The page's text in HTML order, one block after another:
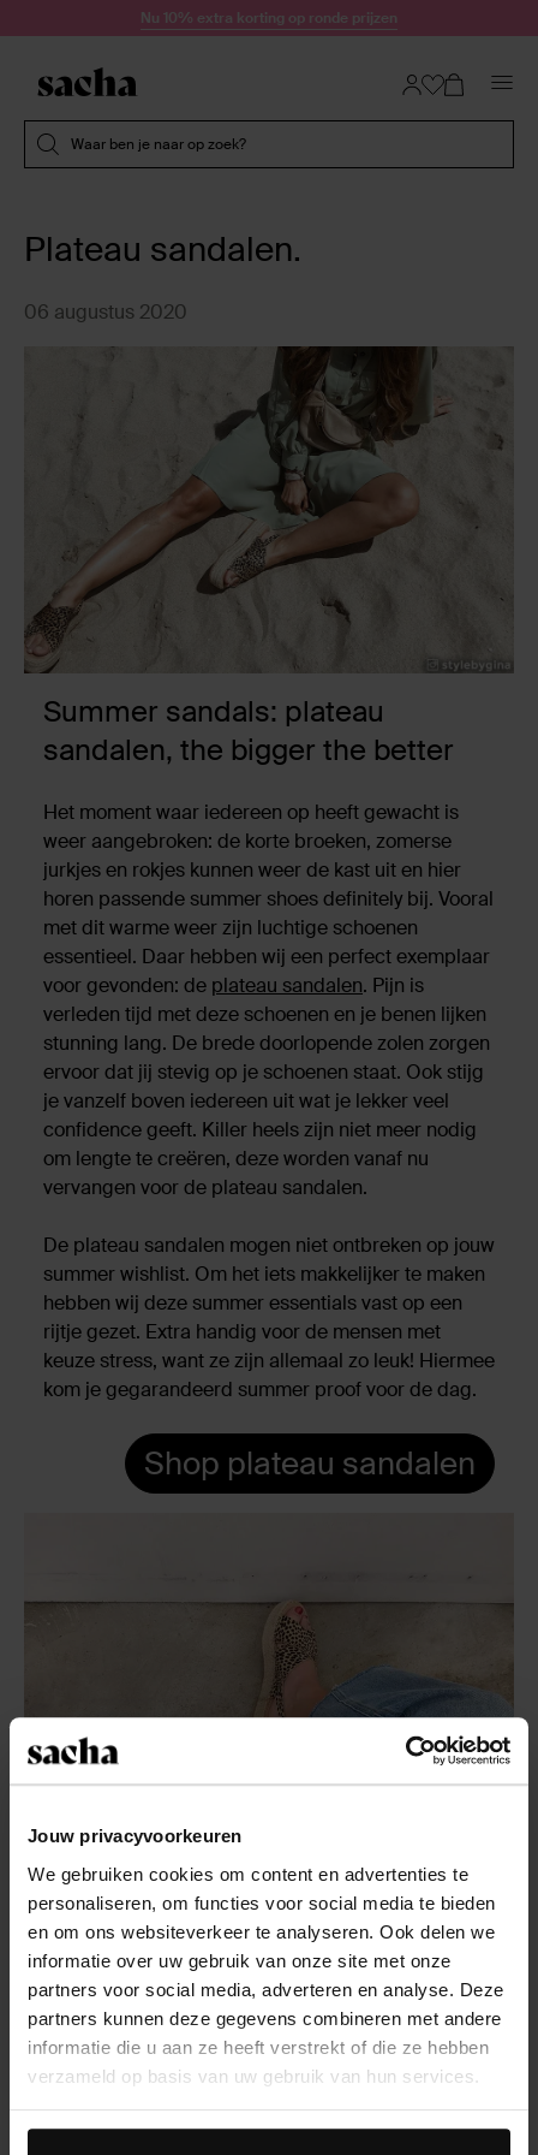
Jouw privacyvoorkeuren
We gebruiken cookies om content en advertenties te
personaliseren, om functies voor social media te bieden
en om ons websiteverkeer te analyseren. Ook delen we
informatie over uw gebruik van onze site met onze
partners voor social media, adverteren en analyse. Deze
partners kunnen deze gegevens combineren met andere
informatie die u aan ze heeft verstrekt of die ze hebben
verzameld op basis van uw gebruik van hun services.
Daarnaast werken wij samen met Google voor
Doorgaan naar artikelNu 10% extra korting op ronde prijzen
Waar ben je naar op zoek?
Plateau sandalen.
06 augustus 2020
Summer sandals: plateau
sandalen, the bigger the better
Het moment waar iedereen op heeft gewacht is
weer aangebroken: de korte broeken, zomerse
jurkjes en rokjes kunnen weer de kast uit en hier
horen passende summer shoes definitely bij. Vooral
met dit warme weer zijn luchtige schoenen
essentieel. Daar hebben wij een perfect exemplaar
voor gevonden: de plateau sandalen. Pijn is
verleden tijd met deze schoenen en je benen lijken
stunning lang. De brede doorlopende zolen zorgen
ervoor dat jij stevig op je schoenen staat. Ook stijg
je vanzelf boven iedereen uit wat je lekker veel
confidence geeft. Killer heels zijn niet meer nodig
om lengte te creëren, deze worden vanaf nu
vervangen voor de plateau sandalen.
De plateau sandalen mogen niet ontbreken op jouw
summer wishlist. Om het iets makkelijker te maken
hebben wij deze summer essentials vast op een
rijtje gezet. Extra handig voor de mensen met
keuze stress, want ze zijn allemaal zo leuk! Hiermee
kom je gegarandeerd summer proof voor de dag.
Shop plateau sandalen
Stoer of classy?
Niemand had ooit gedacht dat sandalen zouden
passen binnen het modebeeld van 2020, maar ze